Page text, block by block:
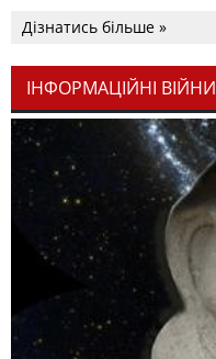
Дізнатись більше »
ІНФОРМАЦІЙНІ ВІЙНИ